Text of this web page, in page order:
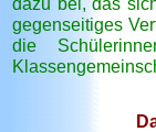
gegenseitiges
die